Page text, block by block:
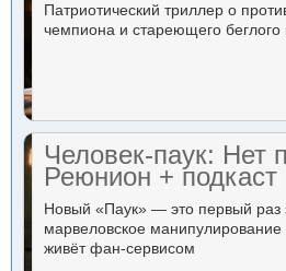
Патриотический триллер о
чемпиона и стареющего беглого
Человек-паук: Нет
Реюнион + подкаст
Новый «Паук» — это первый раз
марвеловское
живёт фан-сервисом